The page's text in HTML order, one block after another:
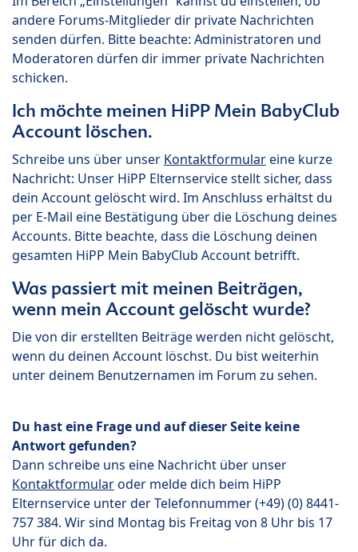
andere Forums-Mitglieder dir private Nachrichten
senden dürfen. Bitte beachte: Administratoren und
Moderatoren dürfen dir immer private Nachrichten
schicken.
Ich möchte meinen HiPP Mein BabyClub
Account löschen.
Schreibe uns über unser Kontaktformulareine kurze
Nachricht: Unser HiPP Elternservice stellt sicher, dass
dein Account gelöscht wird. Im Anschluss erhältst du
per E-Mail eine Bestätigung über die Löschung deines
Accounts. Bitte beachte, dass die Löschung deinen
gesamten HiPP Mein BabyClub Account betrifft.
Was passiert mit meinen Beiträgen,
wenn mein Account gelöscht wurde?
Die von dir erstellten Beiträge werden nicht gelöscht,
wenn du deinen Account löschst. Du bist weiterhin
unter deinem Benutzernamen im Forum zu sehen.
Du hast eine Frage und auf dieser Seite keine
Antwort gefunden?
Dann schreibe uns eine Nachricht über unser
Kontaktformularoder melde dich beim HiPP
Elternservice unter der Telefonnummer (+49) (0) 8441-
757 384. Wir sind Montag bis Freitag von 8 Uhr bis 17
Uhr für dich da.